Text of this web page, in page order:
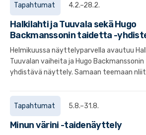
Tapahtumat 4.2.–28.2.
Halkilahti ja Tuuvala sekä Hugo
Backmanssonin taidetta -
Helmikuussa näyttelyparvella avautuu
Tuuvalan vaiheita ja Hugo
yhdistävä näyttely. Samaan teemaan
Tapahtumat 5.8.–31.8.
Minun värini -taidenäyttely